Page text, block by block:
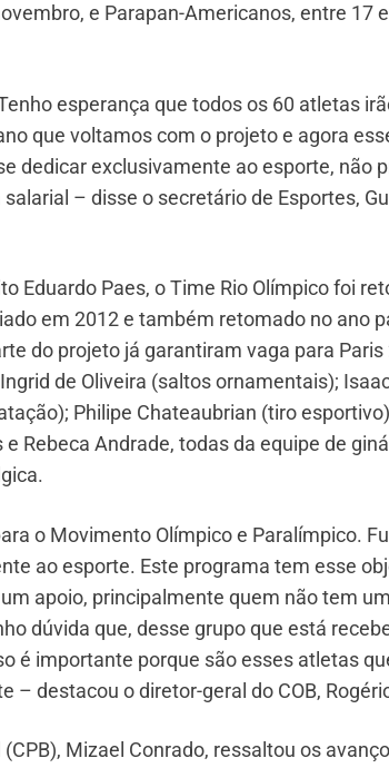
e Parapan-Americanos, entre 17
esperança que todos os 60 atletas
que voltamos com o projeto e agora
dedicar exclusivamente ao esporte, não
– disse o secretário de Esportes,
Eduardo Paes, o Time Rio Olímpico foi
em 2012 e também retomado no ano
do projeto já garantiram vaga para Paris
de Oliveira (saltos ornamentais);
Philipe Chateaubrian (tiro
Rebeca Andrade, todas da equipe de
o Movimento Olímpico e Paralímpico.
ao esporte. Este programa tem esse
apoio, principalmente quem não tem
dúvida que, desse grupo que está
é importante porque são esses atletas
– destacou o diretor-geral do COB,
Mizael Conrado, ressaltou os